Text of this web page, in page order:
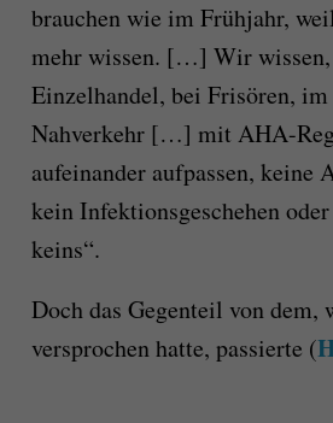
brauchen wie im Frühjahr,
mehr wissen. […] Wir
Einzelhandel, bei Frisören,
Nahverkehr […] mit AHA-
aufeinander aufpassen, keine
kein Infektionsgeschehen
keins“.
Doch das Gegenteil von dem,
versprochen hatte, passierte (